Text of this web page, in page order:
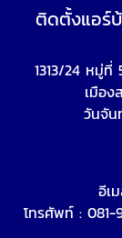
ติดตั้งแอร์
1313/24 หมู่ที่
เมือง
วันจัน
อีเ
โทรศัพท์ : 081-